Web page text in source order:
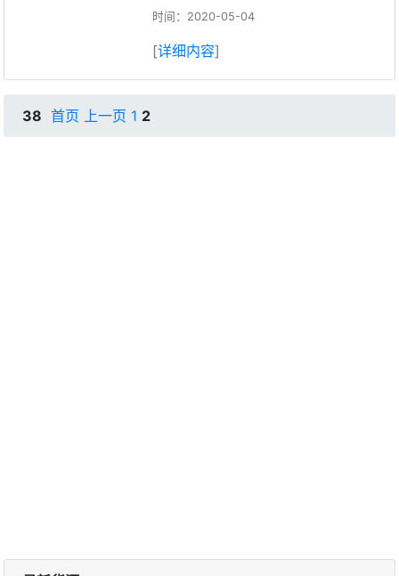
时间：2020-05-04
[详细内容]
38 首页 上一页 1 2